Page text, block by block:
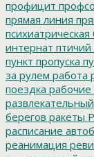
профицит
прямая линия
интернат птичий
пункт пропуска
за рулем работа
поездка рабочие
берегов ракеты
расписание
реанимация